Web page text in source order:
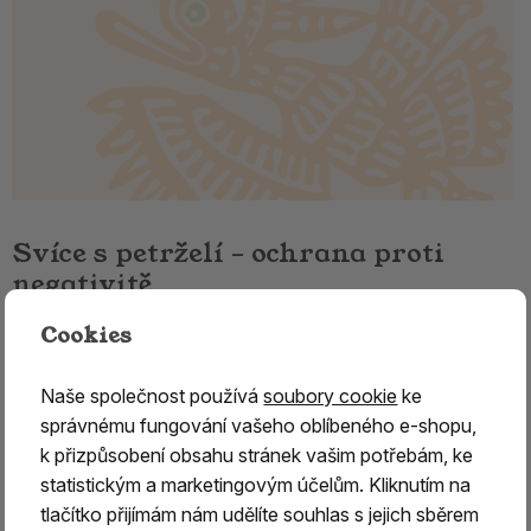
Svíce s petrželí – ochrana proti
negativitě
Přírodní svíce s petrželí pro ochranu, očistu
Svíce s petrželí je přírodní rituální svíce určená pro
ochranu, očistu a harmonizaci prostoru. Je vyrobena z
kvalitního panenského včelího vosku, přírodních bylin a
pryskyřic, které společně vytvářejí vyváženou kompozici
vhodnou pro duchovní praxi, meditaci i každodenní použití.
Cookies
Naše společnost používásoubory cookie ke
správnému fungování vašeho oblíbeného e-shopu,
k přizpůsobení obsahu stránek vašim potřebám, ke
statistickým a marketingovým účelům. Kliknutím na
tlačítko přijímám nám udělíte souhlas s jejich sběrem